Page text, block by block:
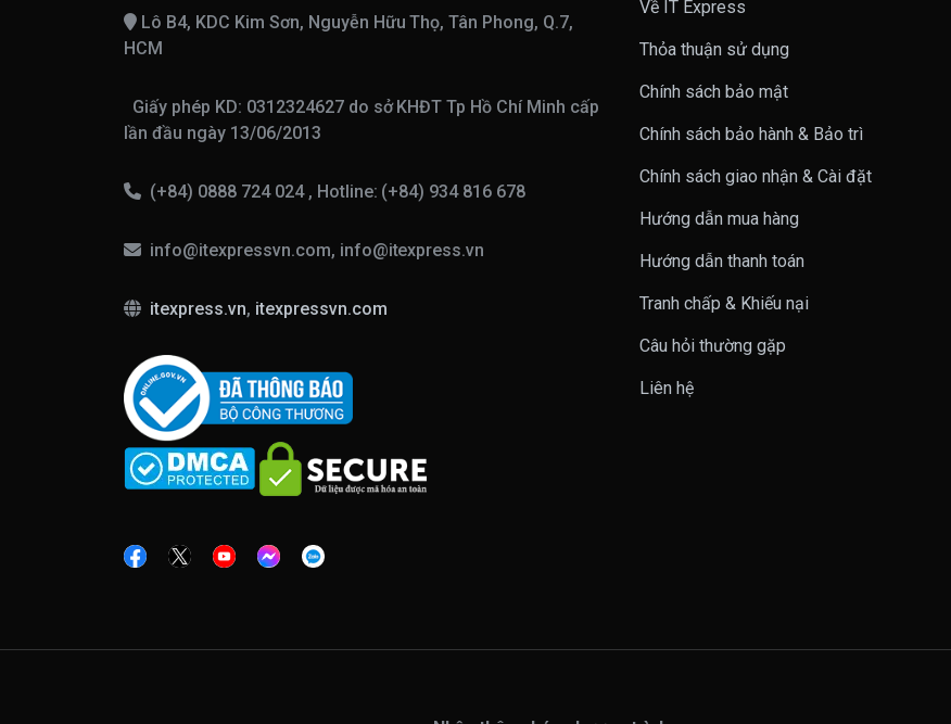
Lô B4, KDC Kim Sơn, Nguyễn Hữu Thọ, Tân Phong, Q.7,
HCM
Giấy phép KD: 0312324627 do sở KHĐT Tp Hồ Chí Minh cấp
lần đầu ngày 13/06/2013
(+84) 0888 724 024 , Hotline: (+84) 934 816 678
info@itexpressvn.com, info@itexpress.vn
itexpress.vn, itexpressvn.com
Về IT Express
Thỏa thuận sử dụng
Chính sách bảo mật
Chính sách bảo hành & Bảo trì
Chính sách giao nhận & Cài đặt
Hướng dẫn mua hàng
Hướng dẫn thanh toán
Tranh chấp & Khiếu nại
Câu hỏi thường gặp
Liên hệ